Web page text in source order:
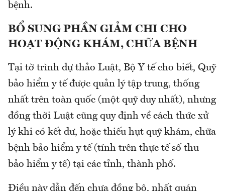
bệnh.
BỔ SUNG PHẦN GIẢM CHI CHO
HOẠT ĐỘNG KHÁM, CHỮA BỆNH
Tại tờ trình dự thảo Luật, Bộ Y tế cho biết, Quỹ
bảo hiểm y tế được quản lý tập trung, thống
nhất trên toàn quốc (một quỹ duy nhất), nhưng
đồng thời Luật cũng quy định về cách thức xử
lý khi có kết dư, hoặc thiếu hụt quỹ khám, chữa
bệnh bảo hiểm y tế (tính trên thực tế số thu
bảo hiểm y tế) tại các tỉnh, thành phố.
Điều này dẫn đến chưa đồng bộ, nhất quán